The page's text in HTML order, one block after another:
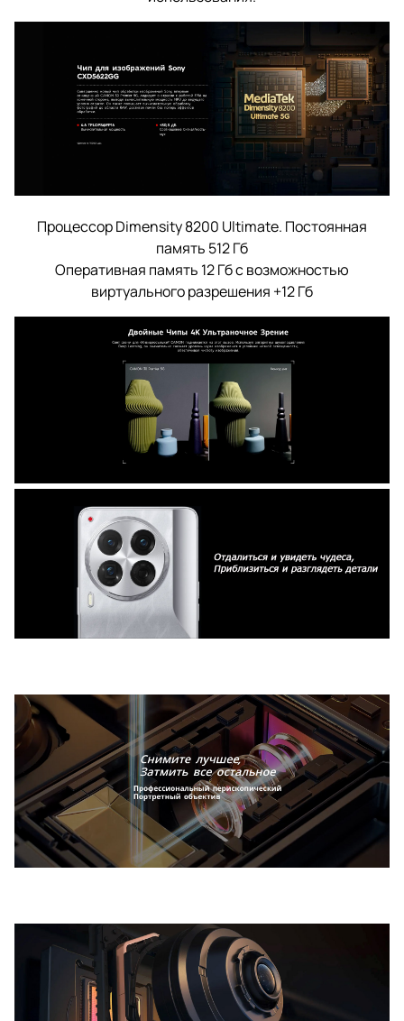
Процессор Dimensity 8200 Ultimate. Постоянная
память 512 Гб
Оперативная память 12 Гб с возможностью
виртуального разрешения +12 Гб